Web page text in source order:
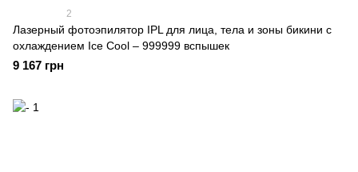
2
Лазерный фотоэпилятор IPL для лица, тела и зоны бикини с
охлаждением Ice Cool – 999999 вспышек
9 167 грн